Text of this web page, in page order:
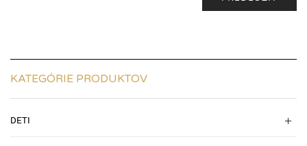
KATEGÓRIE PRODUKTOV
DETI